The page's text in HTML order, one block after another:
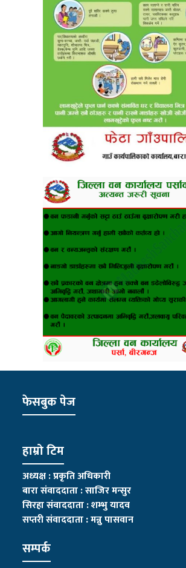
फेसबुक पेज
हाम्रो टिम
अध्यक्ष : प्रकृति अधिकारी
बारा संवाददाता : साजिर मन्सुर
सिरहा संवाददाता : शम्भु यादव
सप्तरी संवाददाता:मन्नु पासवान
सम्पर्क